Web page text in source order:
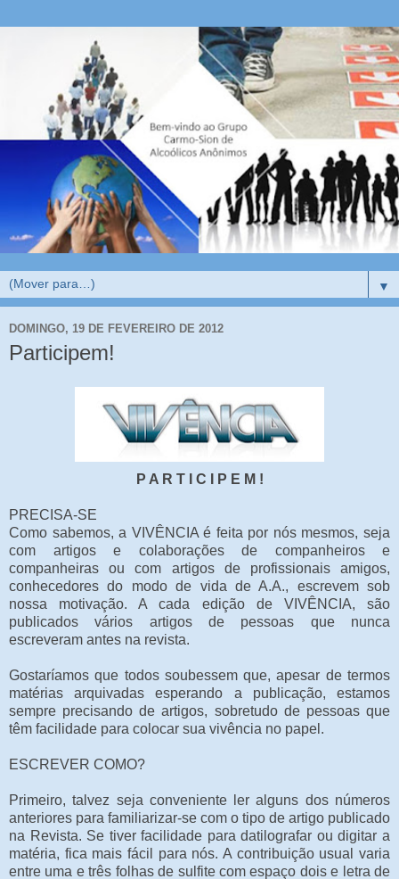
▼
DOMINGO, 19 DE FEVEREIRO DE 2012
Participem!
P A R T I C I P E M !
PRECISA-SE
Como sabemos, a VIVÊNCIA é feita por nós mesmos, seja
com artigos e colaborações de companheiros e
companheiras ou com artigos de profissionais amigos,
conhecedores do modo de vida de A.A., escrevem sob
nossa motivação. A cada edição de VIVÊNCIA, são
publicados vários artigos de pessoas que nunca
escreveram antes na revista.
Gostaríamos que todos soubessem que, apesar de termos
matérias arquivadas esperando a publicação, estamos
sempre precisando de artigos, sobretudo de pessoas que
têm facilidade para colocar sua vivência no papel.
ESCREVER COMO?
Primeiro, talvez seja conveniente ler alguns dos números
anteriores para familiarizar-se com o tipo de artigo publicado
na Revista. Se tiver facilidade para datilografar ou digitar a
matéria, fica mais fácil para nós. A contribuição usual varia
entre uma e três folhas de sulfite com espaço dois e letra de